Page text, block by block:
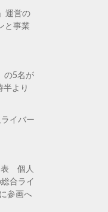
運営の
と事業
の5名が
より
イバー
表 個人
合ライ
参画へ